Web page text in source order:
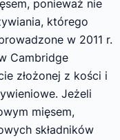
ponieważ nie
którego
w 2011 r.
Cambridge
złożonej z kości i
Jeżeli
mięsem,
składników